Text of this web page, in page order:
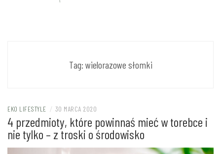
Tag: wielorazowe słomki
EKO LIFESTYLE / 30 MARCA 2020
4 przedmioty, które powinnaś mieć w torebce i
nie tylko – z troski o środowisko